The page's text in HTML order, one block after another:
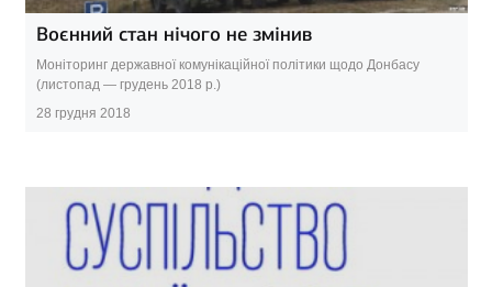
Воєнний стан нічого не змінив
Моніторинг державної комунікаційної політики щодо Донбасу
(листопад — грудень 2018 р.)
28 грудня 2018